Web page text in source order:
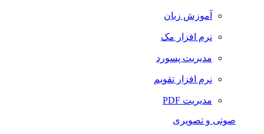
آموزش زبان
نرم افزار مک
مدیریت پسورد
نرم افزار تقویم
مدیریت PDF
صوتی و تصویری